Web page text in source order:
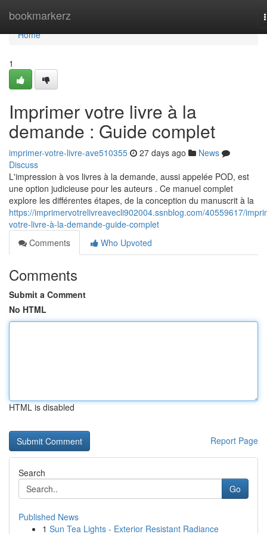
bookmarkerz
Home
Home
1
Imprimer votre livre à la
demande : Guide complet
imprimer-votre-livre-ave510355 27 days ago
News
Discuss
L'impression à vos livres à la demande, aussi appelée POD, est
une option judicieuse pour les auteurs . Ce manuel complet
explore les différentes étapes, de la conception du manuscrit à la
https://imprimervotrelivreavecli902004.ssnblog.com/40559617/
votre-livre-à-la-demande-guide-complet
Comments
Who Upvoted
Comments
Submit a Comment
No HTML
HTML is disabled
Report Page
Search
Go
Published News
1 Sun Tea Lights - Exterior Resistant Radiance